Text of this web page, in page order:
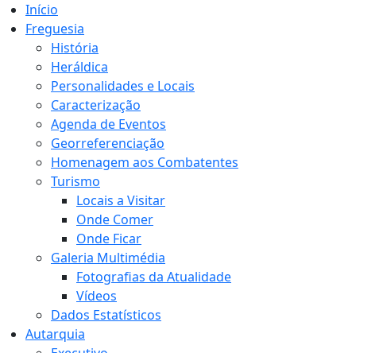
Início
Freguesia
História
Heráldica
Personalidades e Locais
Caracterização
Agenda de Eventos
Georreferenciação
Homenagem aos Combatentes
Turismo
Locais a Visitar
Onde Comer
Onde Ficar
Galeria Multimédia
Fotografias da Atualidade
Vídeos
Dados Estatísticos
Autarquia